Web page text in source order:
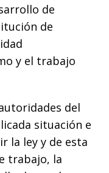
de
de
y el trabajo
del
situación e
la ley y de esta
trabajo, la